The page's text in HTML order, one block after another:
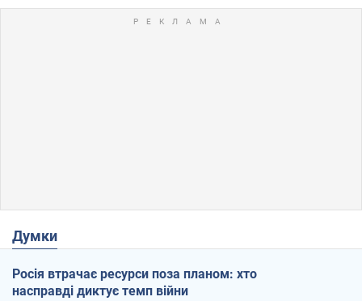
Думки
Росія втрачає ресурси поза планом: хто
насправді диктує темп війни